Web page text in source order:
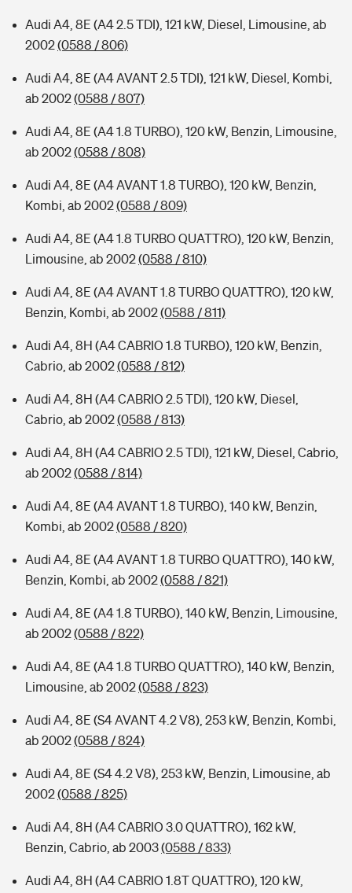
Audi A4, 8E (A4 2.5 TDI), 121 kW, Diesel, Limousine, ab
2002(0588 / 806)
Audi A4, 8E (A4 AVANT 2.5 TDI), 121 kW, Diesel, Kombi,
ab 2002(0588 / 807)
Audi A4, 8E (A4 1.8 TURBO), 120 kW, Benzin, Limousine,
ab 2002(0588 / 808)
Audi A4, 8E (A4 AVANT 1.8 TURBO), 120 kW, Benzin,
Kombi, ab 2002(0588 / 809)
Audi A4, 8E (A4 1.8 TURBO QUATTRO), 120 kW, Benzin,
Limousine, ab 2002(0588 / 810)
Audi A4, 8E (A4 AVANT 1.8 TURBO QUATTRO), 120 kW,
Benzin, Kombi, ab 2002(0588 / 811)
Audi A4, 8H (A4 CABRIO 1.8 TURBO), 120 kW, Benzin,
Cabrio, ab 2002(0588 / 812)
Audi A4, 8H (A4 CABRIO 2.5 TDI), 120 kW, Diesel,
Cabrio, ab 2002(0588 / 813)
Audi A4, 8H (A4 CABRIO 2.5 TDI), 121 kW, Diesel, Cabrio,
ab 2002(0588 / 814)
Audi A4, 8E (A4 AVANT 1.8 TURBO), 140 kW, Benzin,
Kombi, ab 2002(0588 / 820)
Audi A4, 8E (A4 AVANT 1.8 TURBO QUATTRO), 140 kW,
Benzin, Kombi, ab 2002(0588 / 821)
Audi A4, 8E (A4 1.8 TURBO), 140 kW, Benzin, Limousine,
ab 2002(0588 / 822)
Audi A4, 8E (A4 1.8 TURBO QUATTRO), 140 kW, Benzin,
Limousine, ab 2002(0588 / 823)
Audi A4, 8E (S4 AVANT 4.2 V8), 253 kW, Benzin, Kombi,
ab 2002(0588 / 824)
Audi A4, 8E (S4 4.2 V8), 253 kW, Benzin, Limousine, ab
2002(0588 / 825)
Audi A4, 8H (A4 CABRIO 3.0 QUATTRO), 162 kW,
Benzin, Cabrio, ab 2003(0588 / 833)
Audi A4, 8H (A4 CABRIO 1.8T QUATTRO), 120 kW,